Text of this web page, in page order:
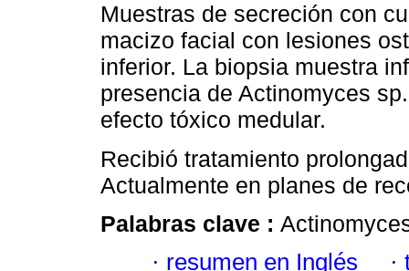
Muestras de secreción con
macizo facial con lesiones
inferior. La biopsia muestra
presencia de Actinomyces
efecto tóxico medular.
Recibió tratamiento
Actualmente en planes de
Palabras clave :
· resumen en Inglés ·